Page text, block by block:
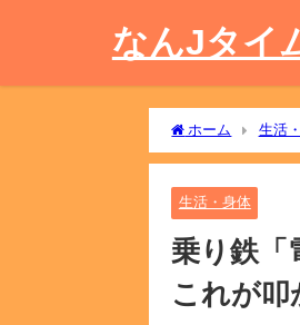
なんJタイ
ホーム 生活
生活・身体
乗り鉄「
これが叩